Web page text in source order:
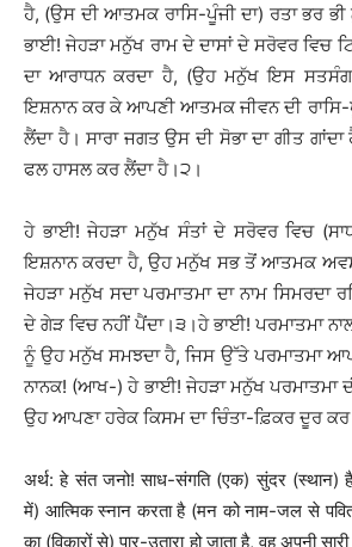
ਹੈ, (ਉਸ ਦੀ ਆਤਮਕ ਰਾਸਿ-ਪੂੰਜੀ ਦਾ) ਰਤਾ ਭਰ ਭੀ
ਭਾਈ! ਜੇਹੜਾ ਮਨੁੱਖ ਰਾਮ ਦੇ ਦਾਸਾਂ ਦੇ ਸਰੋਵਰ ਵਿਚ
ਦਾ ਆਰਾਧਨ ਕਰਦਾ ਹੈ, (ਉਹ ਮਨੁੱਖ ਇਸ
ਇਸ਼ਨਾਨ ਕਰ ਕੇ ਆਪਣੀ ਆਤਮਕ ਜੀਵਨ ਦੀ
ਲੈਂਦਾ ਹੈ। ਸਾਰਾ ਜਗਤ ਉਸ ਦੀ ਸੋਭਾ ਦਾ ਗੀਤ
ਫਲ ਹਾਸਲ ਕਰ ਲੈਂਦਾ ਹੈ।੨।
ਹੇ ਭਾਈ! ਜੇਹੜਾ ਮਨੁੱਖ ਸੰਤਾਂ ਦੇ ਸਰੋਵਰ ਵਿਚ
ਇਸ਼ਨਾਨ ਕਰਦਾ ਹੈ, ਉਹ ਮਨੁੱਖ ਸਭ ਤੋਂ ਆਤਮਕ
ਜੇਹੜਾ ਮਨੁੱਖ ਸਦਾ ਪਰਮਾਤਮਾ ਦਾ ਨਾਮ ਸਿਮਰਦਾ
ਦੇ ਗੇੜ ਵਿਚ ਨਹੀਂ ਪੈਂਦਾ।੩।ਹੇ ਭਾਈ! ਪਰਮਾਤਮਾ
ਨੂੰ ਉਹ ਮਨੁੱਖ ਸਮਝਦਾ ਹੈ, ਜਿਸ ਉੱਤੇ ਪਰਮਾਤਮਾ
ਨਾਨਕ! (ਆਖ-) ਹੇ ਭਾਈ! ਜੇਹੜਾ ਮਨੁੱਖ ਪਰਮਾਤਮਾ
ਉਹ ਆਪਣਾ ਹਰੇਕ ਕਿਸਮ ਦਾ ਚਿੰਤਾ-ਫ਼ਿਕਰ ਦੂਰ
अर्थ: हे संत जनो! साध-संगति (एक) सुंदर (स्थान)
में) आत्मिक स्नान करता है (मन को नाम-जल से
का (विकारों से) पार-उतारा हो जाता है, वह अपनी